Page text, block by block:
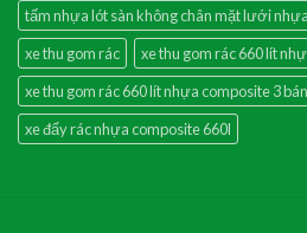
tấm nhựa lót sàn không chân mặt lưới
xe thu gom rác
xe thu gom rác 660 lít
xe thu gom rác 660 lít nhựa composite 3
xe đẩy rác nhựa composite 660l